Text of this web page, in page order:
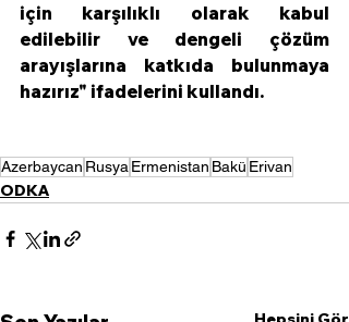
için karşılıklı olarak kabul
edilebilir ve dengeli çözüm
arayışlarına katkıda bulunmaya
hazırız" ifadelerini kullandı.
Azerbaycan Rusya Ermenistan Bakü Erivan
ODKA